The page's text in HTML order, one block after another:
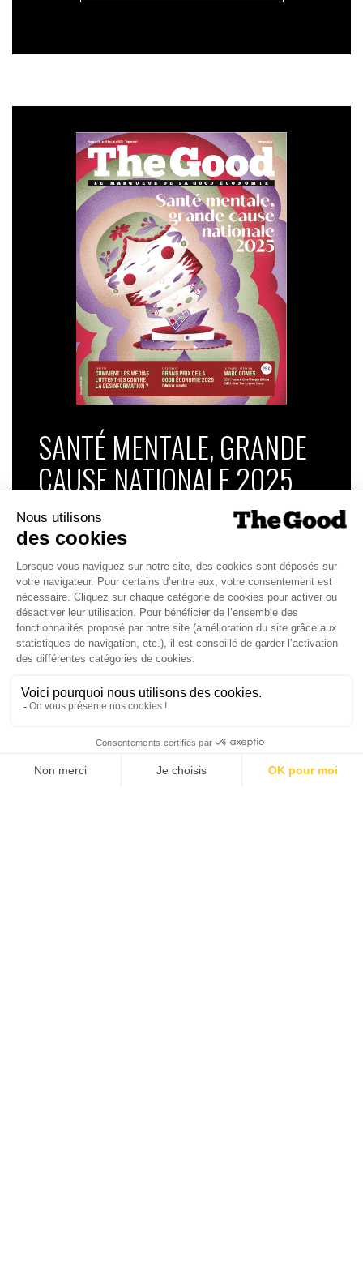
SANTÉ MENTALE, GRANDE
CAUSE NATIONALE 2025
Dans ce numéro, enquête : Comment les
médias luttent-ils contre la désinformation ? |
Palmarès complet du Grand Prix de la Good
Économie 2025 | La grande interview de Marc
Gomes, CEO France & Chief People Officer
EMEA chez The Adecco Group
J'ACHÈTE LE NUMÉRO
JE M'ABONNE 1 AN - 4 NUM.